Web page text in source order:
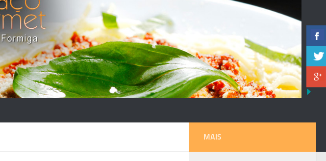
MAIS